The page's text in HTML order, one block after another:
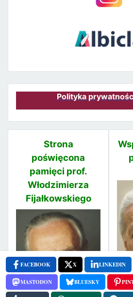
FACEBOOK X LINKEDIN
MASTODON BLUESKY
Polityka
Strona
poświęcona
pamięci prof.
Włodzimierza
Fijałkowskiego